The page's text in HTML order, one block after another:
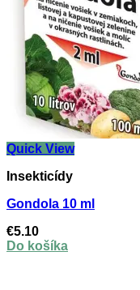
Quick View
Insekticídy
Gondola 10 ml
€5.10
Do košíka